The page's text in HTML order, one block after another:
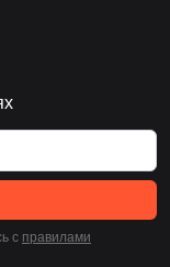
c правилами